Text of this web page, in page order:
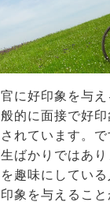
に好印象を与
的に面接で好
れています。
ばかりではあ
趣味にしてい
象を与えること